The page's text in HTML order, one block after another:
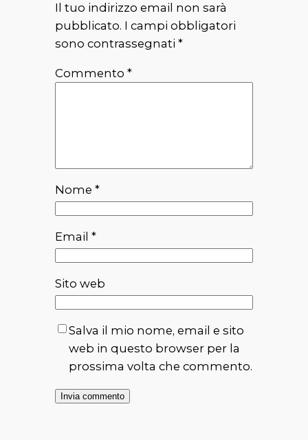
Il tuo indirizzo email non sarà
pubblicato. I campi obbligatori
sono contrassegnati *
Commento *
Nome *
Email *
Sito web
Salva il mio nome, email e sito
web in questo browser per la
prossima volta che commento.